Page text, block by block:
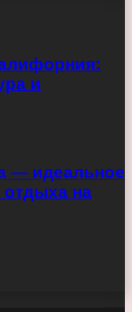
и
— идеальное
отдыха на